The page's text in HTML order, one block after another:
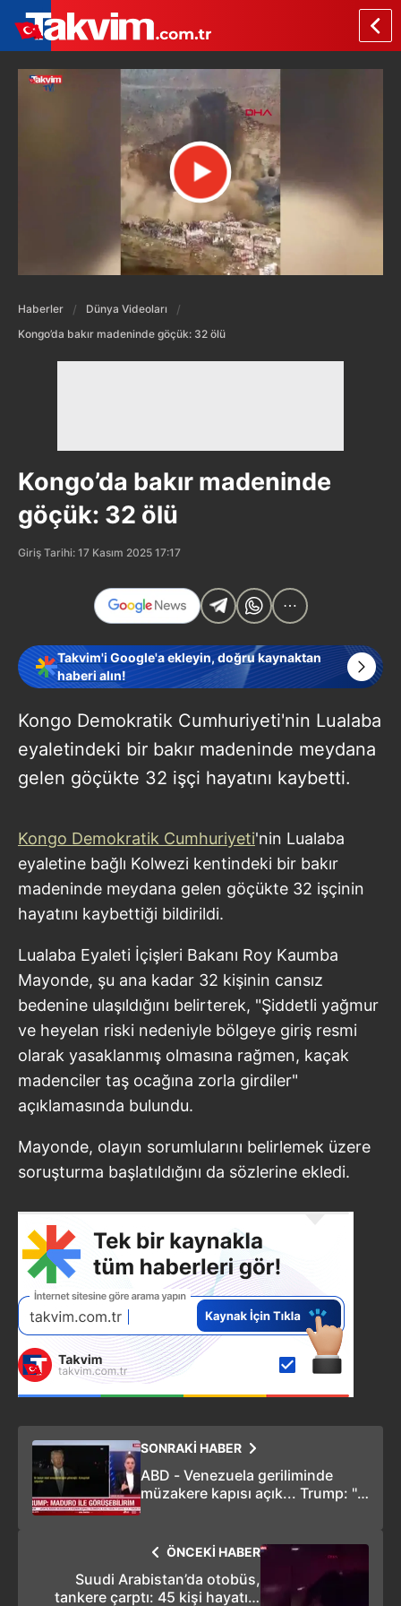
Haberler
Dünya Videoları
Kongo’da bakır madeninde göçük: 32 ölü
Kongo’da bakır madeninde
göçük: 32 ölü
Giriş Tarihi: 17 Kasım 2025 17:17
Takvim'i Google'a ekleyin, doğru kaynaktan
haberi alın!
Kongo Demokratik Cumhuriyeti'nin Lualaba
eyaletindeki bir bakır madeninde meydana
gelen göçükte 32 işçi hayatını kaybetti.
Kongo Demokratik Cumhuriyeti'nin Lualaba
eyaletine bağlı Kolwezi kentindeki bir bakır
madeninde meydana gelen göçükte 32 işçinin
hayatını kaybettiği bildirildi.
Lualaba Eyaleti İçişleri Bakanı Roy Kaumba
Mayonde, şu ana kadar 32 kişinin cansız
bedenine ulaşıldığını belirterek, "Şiddetli yağmur
ve heyelan riski nedeniyle bölgeye giriş resmi
olarak yasaklanmış olmasına rağmen, kaçak
madenciler taş ocağına zorla girdiler"
açıklamasında bulundu.
Mayonde, olayın sorumlularını belirlemek üzere
soruşturma başlatıldığını da sözlerine ekledi.
SONRAKİ HABER
ABD - Venezuela geriliminde
müzakere kapısı açık... Trump: ''
ÖNCEKİ HABER
Suudi Arabistan’da otobüs,
tankere çarptı: 45 kişi hayatını